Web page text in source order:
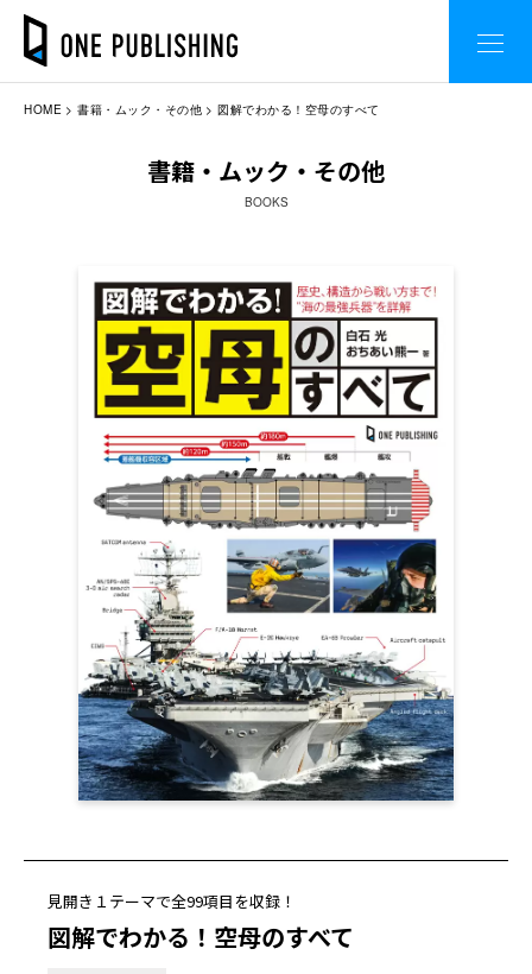
HOME 書籍・ムック・その他 図解でわかる！空母のすべて
書籍・ムック・その他
BOOKS
見開き１テーマで全99項目を収録！
図解でわかる！空母のすべて